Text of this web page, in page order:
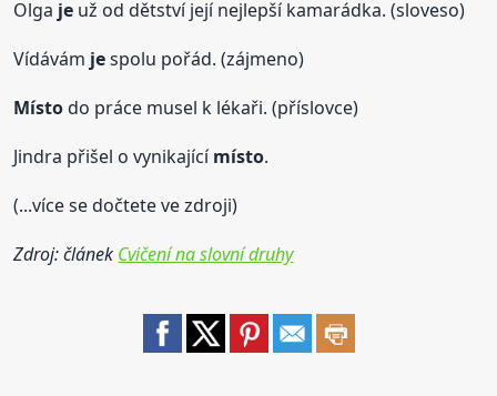
Olga je už od dětství její nejlepší kamarádka. (sloveso)
Vídávám jespolu pořád. (zájmeno)
Místodo práce musel k lékaři. (příslovce)
Jindra přišel o vynikajícímísto.
(...více se dočtete ve zdroji)
Zdroj: článek Cvičení na slovní druhy